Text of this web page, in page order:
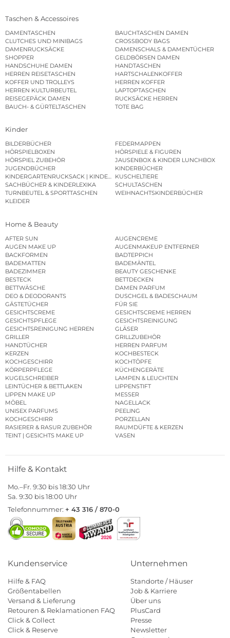
Taschen & Accessoires
DAMENTASCHEN
BAUCHTASCHEN DAMEN
CLUTCHES UND MINIBAGS
CROSSBODY BAGS
DAMENRUCKSÄCKE
DAMENSCHALS & DAMENTÜCHER
SHOPPER
GELDBÖRSEN DAMEN
HANDSCHUHE DAMEN
HANDTASCHEN
HERREN REISETASCHEN
HARTSCHALENKOFFER
KOFFER UND TROLLEYS
HERREN KOFFER
HERREN KULTURBEUTEL
LAPTOPTASCHEN
REISEGEPÄCK DAMEN
RUCKSÄCKE HERREN
BAUCH- & GÜRTELTASCHEN
TOTE BAG
Kinder
BILDERBÜCHER
FEDERMAPPEN
HÖRSPIELBOXEN
HÖRSPIELE & FIGUREN
HÖRSPIEL ZUBEHÖR
JAUSENBOX & KINDER LUNCHBOX
JUGENDBÜCHER
KINDERBÜCHER
KINDERGARTENRUCKSACK | KINDERGARTENBEUTEL
KUSCHELTIERE
SACHBÜCHER & KINDERLEXIKA
SCHULTASCHEN
TURNBEUTEL & SPORTTASCHEN
WEIHNACHTSKINDERBÜCHER
KLEIDER
Home & Beauty
AFTER SUN
AUGENCREME
AUGEN MAKE UP
AUGENMAKEUP ENTFERNER
BACKFORMEN
BADTEPPICH
BADEMATTEN
BADEMÄNTEL
BADEZIMMER
BEAUTY GESCHENKE
BESTECK
BETTDECKEN
BETTWÄSCHE
DAMEN PARFUM
DEO & DEODORANTS
DUSCHGEL & BADESCHAUM
GÄSTETÜCHER
FÜR SIE
GESICHTSCREME
GESICHTSCREME HERREN
GESICHTSPFLEGE
GESICHTSREINIGUNG
GESICHTSREINIGUNG HERREN
GLÄSER
GRILLER
GRILLZUBEHÖR
HANDTÜCHER
HERREN PARFUM
KERZEN
KOCHBESTECK
KOCHGESCHIRR
KOCHTÖPFE
KÖRPERPFLEGE
KÜCHENGERÄTE
KUGELSCHREIBER
LAMPEN & LEUCHTEN
LEINTÜCHER & BETTLAKEN
LIPPENSTIFT
LIPPEN MAKE UP
MESSER
MÖBEL
NAGELLACK
UNISEX PARFUMS
PEELING
KOCHGESCHIRR
PORZELLAN
RASIERER & RASUR ZUBEHÖR
RAUMDÜFTE & KERZEN
TEINT | GESICHTS MAKE UP
VASEN
Hilfe & Kontakt
Mo.–Fr. 9:30 bis 18:30 Uhr
Sa. 9:30 bis 18:00 Uhr
Telefonnummer: + 43 316 / 870-0
Kundenservice
Hilfe & FAQ
Größentabellen
Versand & Lieferung
Retouren & Reklamationen FAQ
Click & Collect
Click & Reserve
Unternehmen
Standorte / Häuser
Job & Karriere
Über uns
PlusCard
Presse
Newsletter